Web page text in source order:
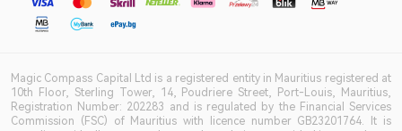
Magic Compass Capital Ltd is a registered entity in Mauritius registered at
10th Floor, Sterling Tower, 14, Poudriere Street, Port-Louis, Mauritius,
Registration Number: 202283 and is regulated by the Financial Services
Commission (FSC) of Mauritius with licence number GB23201764. It is